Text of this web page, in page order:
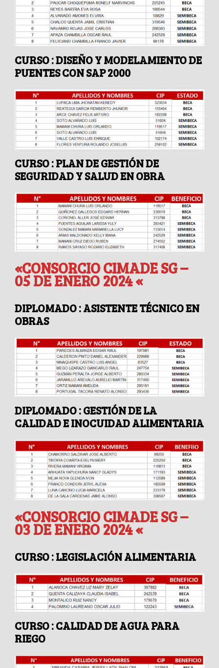
CURSO : DISEÑO Y MODELAMIENTO DE
PUENTES CON SAP 2000
CURSO : PLAN DE GESTIÓN DE
SEGURIDAD Y SALUD EN OBRA
«CONSORCIO CIMADE SG –
05 DE ENERO 2024 «
DIPLOMADO : ASISTENTE TÉCNICO EN
OBRAS
DIPLOMADO : GESTIÓN DE LA
CALIDAD E INOCUIDAD ALIMENTARIA
«CONSORCIO CIMADE SG –
03 DE ENERO 2024 «
CURSO : LEGISLACIÓN ALIMENTARIA
CURSO : CALIDAD DE AGUA PARA
RIEGO